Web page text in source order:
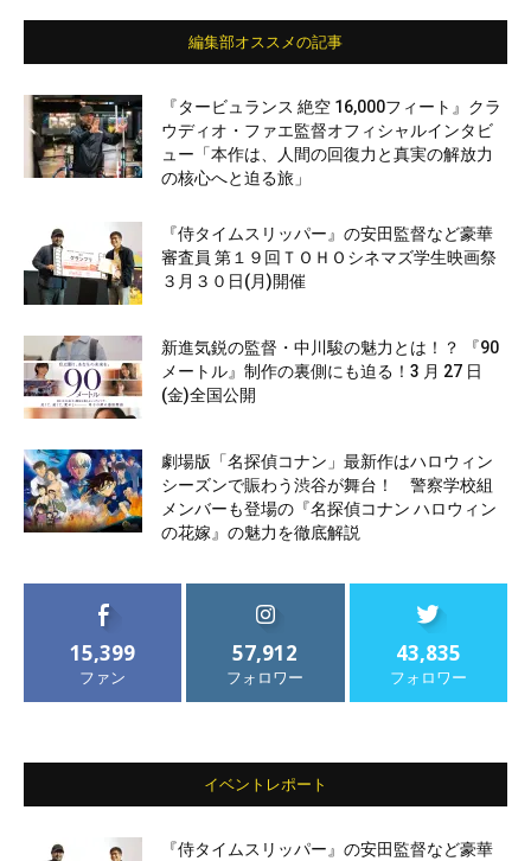
編集部オススメの記事
『タービュランス 絶空 16,000フィート』クラ
ウディオ・ファエ監督オフィシャルインタビ
ュー「本作は、人間の回復力と真実の解放力
の核心へと迫る旅」
『侍タイムスリッパー』の安田監督など豪華
審査員 第１９回ＴＯＨＯシネマズ学生映画祭
３月３０日(月)開催
新進気鋭の監督・中川駿の魅力とは！？ 『90
メートル』制作の裏側にも迫る！3 月 27 日
(金)全国公開
劇場版「名探偵コナン」最新作はハロウィン
シーズンで賑わう渋谷が舞台！ 警察学校組
メンバーも登場の『名探偵コナン ハロウィン
の花嫁』の魅力を徹底解説
15,399
ファン
57,912
フォロワー
43,835
フォロワー
イベントレポート
『侍タイムスリッパー』の安田監督など豪華